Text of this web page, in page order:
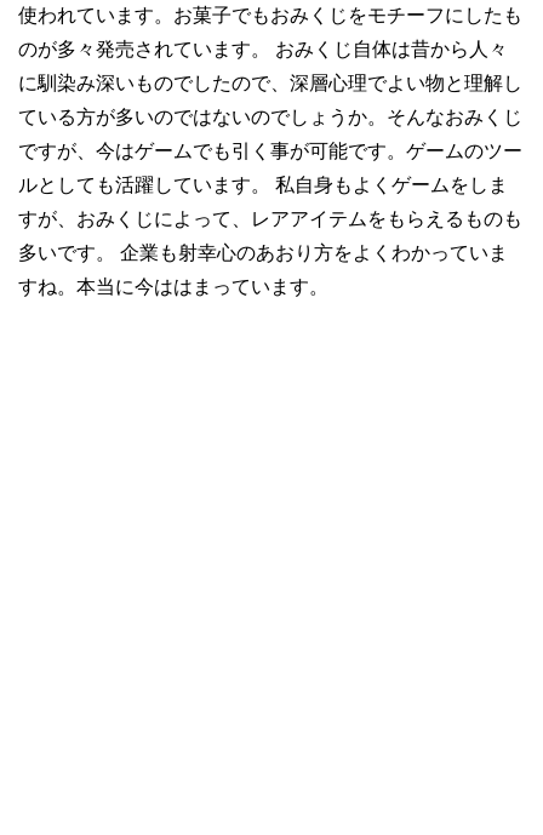
使われています。お菓子でもおみくじをモチーフにしたも
のが多々発売されています。 おみくじ自体は昔から人々
に馴染み深いものでしたので、深層心理でよい物と理解し
ている方が多いのではないのでしょうか。そんなおみくじ
ですが、今はゲームでも引く事が可能です。ゲームのツー
ルとしても活躍しています。 私自身もよくゲームをしま
すが、おみくじによって、レアアイテムをもらえるものも
多いです。 企業も射幸心のあおり方をよくわかっていま
すね。本当に今ははまっています。